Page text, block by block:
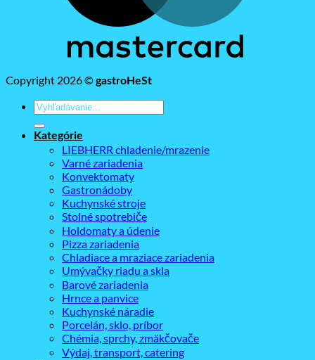
Copyright 2026 ©gastroHeSt
Hľadať:
Kategórie
LIEBHERR chladenie/mrazenie
Varné zariadenia
Konvektomaty
Gastronádoby
Kuchynské stroje
Stolné spotrebiče
Holdomaty a údenie
Pizza zariadenia
Chladiace a mraziace zariadenia
Umývačky riadu a skla
Barové zariadenia
Hrnce a panvice
Kuchynské náradie
Porcelán, sklo, príbor
Chémia, sprchy, zmäkčovače
Výdaj, transport, catering